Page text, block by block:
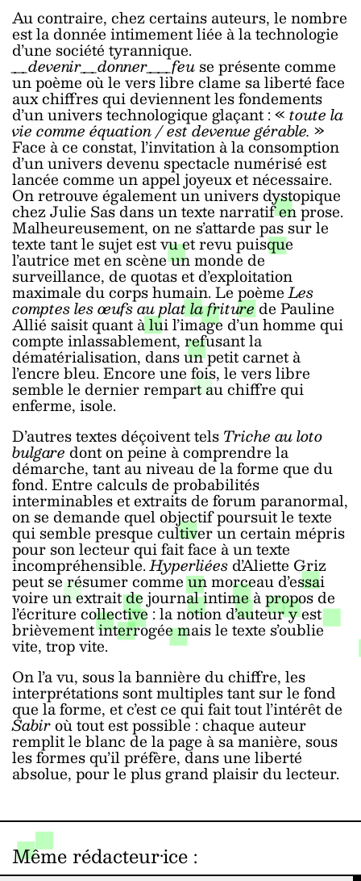
Au contraire, chez certains auteurs, le nombre
est la donnée intimement liée à la technologie
d’une société tyrannique.
__devenir__donner___feuse présente comme
un poème où le vers libre clame sa liberté face
aux chiffres qui deviennent les fondements
d’un univers technologique glaçant : «toute la
vie comme équation / est devenue gérable. »
Face à ce constat, l’invitation à la consomption
d’un univers devenu spectacle numérisé est
lancée comme un appel joyeux et nécessaire.
On retrouve également un univers dystopique
chez Julie Sas dans un texte narratif en prose.
Malheureusement, on ne s’attarde pas sur le
texte tant le sujet est vu et revu puisque
l’autrice met en scène un monde de
surveillance, de quotas et d’exploitation
maximale du corps humain. Le poèmeLes
comptes les œufs au plat la friturede Pauline
Allié saisit quant à lui l’image d’un homme qui
compte inlassablement, refusant la
dématérialisation, dans un petit carnet à
l’encre bleu. Encore une fois, le vers libre
semble le dernier rempart au chiffre qui
enferme, isole.
D’autres textes déçoivent telsTriche au loto
bulgare dont on peine à comprendre la
démarche, tant au niveau de la forme que du
fond. Entre calculs de probabilités
interminables et extraits de forum paranormal,
on se demande quel objectif poursuit le texte
qui semble presque cultiver un certain mépris
pour son lecteur qui fait face à un texte
incompréhensible.Hyperliéesd’Aliette Griz
peut se résumer comme un morceau d’essai
voire un extrait de journal intime à propos de
l’écriture collective : la notion d’auteur y est
brièvement interrogée mais le texte s’oublie
vite, trop vite.
On l’a vu, sous la bannière du chiffre, les
interprétations sont multiples tant sur le fond
que la forme, et c’est ce qui fait tout l’intérêt de
Sabiroù tout est possible : chaque auteur
remplit le blanc de la page à sa manière, sous
les formes qu’il préfère, dans une liberté
absolue, pour le plus grand plaisir du lecteur.
Même rédacteur·ice :